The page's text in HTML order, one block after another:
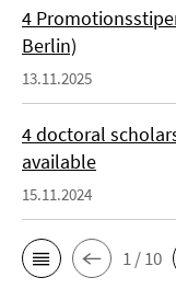
4
Berlin)
13.11.2025
4 doctoral
available
15.11.2024
1 / 10